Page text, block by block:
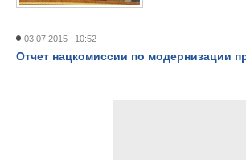
03.07.2015 10:52
Отчет нацкомиссии по модернизации